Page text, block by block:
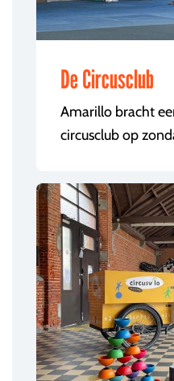
De Circusclub
Amarillo bracht
circusclub op